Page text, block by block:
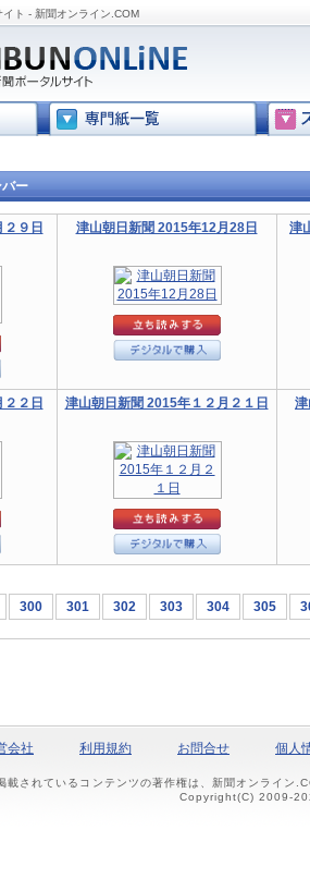
ト - 新聞オンライン.COM
ー
９日 津山朝日新聞 2015年12月28日 津
２日 津山朝日新聞 2015年１２月２１日
300 301 302 303 304 305
会社 利用規約 お問合せ 個人
載されているコンテンツの著作権は、新聞オンライン
Copyright(C) 2009-